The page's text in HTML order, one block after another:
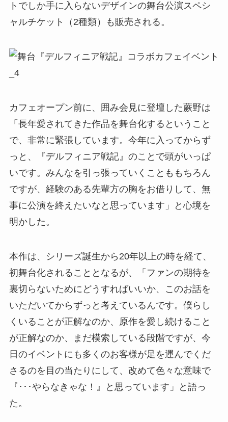
トでしか手に入らないデザインの舞台公演スペシ
ャルチケット（2種類）も販売される。
カフェオープン前に、囲み会見に登壇した蕨野は
「長年愛されてきた作品を舞台化するということ
で、非常に緊張しています。今年に入ってからず
っと、『デルフィニア戦記』のことで頭がいっぱ
いです。みんなを引っ張っていくことももちろん
ですが、経験のある先輩方の胸をお借りして、無
事に公演を終えたいなと思っています」と心境を
明かした。
本作は、シリーズ誕生から20年以上の時を経て、
初舞台化されることとなるが、「ファンの期待を
裏切らないためにどうすればいいか、このお話を
いただいてからずっと考えているんです。僕らし
くいることが正解なのか、原作を愛し続けること
が正解なのか、まだ模索している段階ですが、今
日のイベントにも多くのお客様が足を運んでくだ
さるのを目の当たりにして、改めて色々な意味で
『･･･やらなきゃな！』と思っています」と語っ
た。